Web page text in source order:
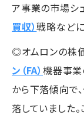
ア事業の市場シ
買収）戦略など
◎オムロンの株
ン（FA） 機器事
から下落傾向で
落していました